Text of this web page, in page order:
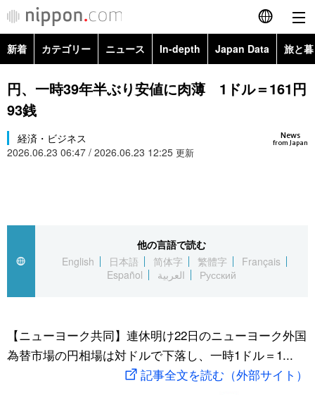
English
简体字
Русский
カテゴリー
国際
社会
文化
アーカイブ
Japan Data
旅と暮らし
動画/Live
新着 カテゴリー ニュース In-depth Japan Data 旅と
政治・外交
経済・ビジネス
国際・海外
文化
科学・技術
暮らし
スポーツ・東京2020
Topics
円、一時39年半ぶり安値に肉薄 1ドル＝161円
93銭
News
from Japan
経済・ビジネス
2026.06.23 06:47 / 2026.06.23 12:25 更新
他の言語で読む
English
日本語 简体字 繁體字
Français
Español
العربية Русский
【ニューヨーク共同】連休明け22日のニューヨーク外国
為替市場の円相場は対ドルで下落し、一時1ドル＝1...
記事全文を読む（外部サイト）